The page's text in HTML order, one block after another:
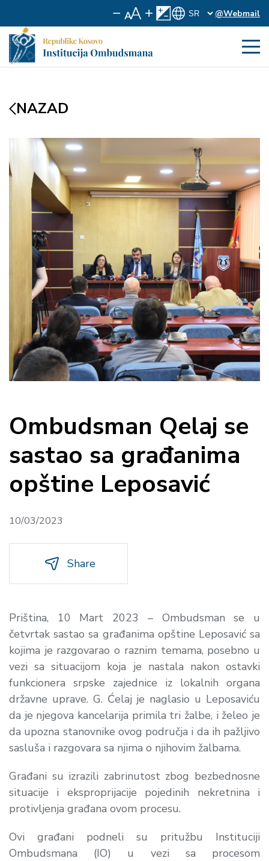
@Webmail
NAZAD
Ombudsman Qelaj se
sastao sa građanima
opštine Leposavić
10/03/2023
Share
Priština, 10 Mart 2023 – Ombudsman se u
četvrtak sastao sa građanima opštine Leposavić sa
kojima je razgovarao o raznim temama, posebno u
vezi sa situacijom koja je nastala nakon ostavki
funkcionera srpske zajednice iz lokalnih organa
državne uprave. G. Ćelaj je naglasio u Leposaviću
da je njegova kancelarija primila tri žalbe, i želeo je
da upozna stanovnike ovog područja i da ih pažljivo
sasluša i razgovara sa njima o njihovim žalbama.
Građani su izrazili zabrinutost zbog bezbednosne
situacije i eksproprijacije pojedinih nekretnina i
protivljenja građana ovom procesu.
Ovi građani podneli su pritužbu Instituciji
Ombudsmana (IO) u vezi sa procesom